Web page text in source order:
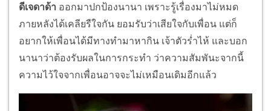
ดีเจดาด้า ออกมาปกป้องนานา เพราะรู้เรื่องมาไม่หมด
ภายหลังได้เคลียรืใจกัน ยอมรับว่าเสียใจกับเพื่อน แต่ก็
อยากให้เพื่อนได้มีทางทำมาหากิน เจ้าตัวร่ำไห้ และบอก
นานาว่าต้องรับผลในการกระทำ ว่าความสัมพันะจากนี้
ความไว้ใจจากเพื่อนอาจจะไม่เหมือนเดิมอีกแล้ว